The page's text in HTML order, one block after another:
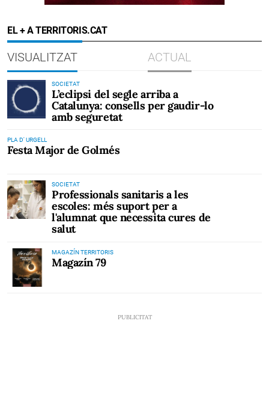
EL + A TERRITORIS.CAT
VISUALITZAT ACTUAL
SOCIETAT
L’eclipsi del segle arriba a
Catalunya: consells per gaudir-lo
amb seguretat
PLA D' URGELL
Festa Major de Golmés
SOCIETAT
Professionals sanitaris a les
escoles: més suport per a
l'alumnat que necessita cures de
salut
MAGAZÍN TERRITORIS
Magazín 79